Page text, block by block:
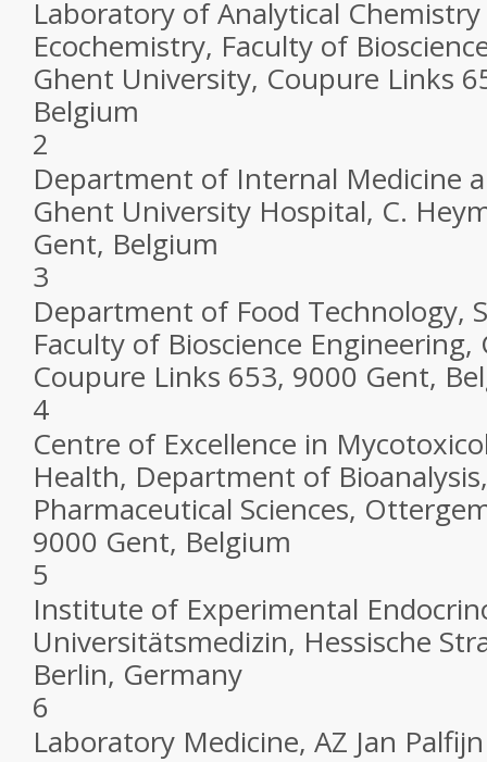
Laboratory of Analytical
Ecochemistry, Faculty of
Ghent University, Coupure Links
Belgium
2
Department of Internal Medicine
Ghent University Hospital, C.
Gent, Belgium
3
Department of Food Technology,
Faculty of Bioscience
Coupure Links 653, 9000 Gent,
4
Centre of Excellence in
Health, Department of
Pharmaceutical Sciences,
9000 Gent, Belgium
5
Institute of Experimental
Universitätsmedizin, Hessische
Berlin, Germany
6
Laboratory Medicine, AZ Jan